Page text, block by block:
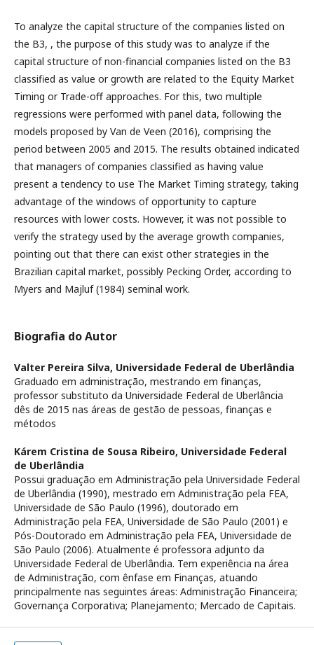
To analyze the capital structure of the companies listed on
the B3, , the purpose of this study was to analyze if the
capital structure of non-financial companies listed on the B3
classified as value or growth are related to the Equity Market
Timing or Trade-off approaches. For this, two multiple
regressions were performed with panel data, following the
models proposed by Van de Veen (2016), comprising the
period between 2005 and 2015. The results obtained indicated
that managers of companies classified as having value
present a tendency to use The Market Timing strategy, taking
advantage of the windows of opportunity to capture
resources with lower costs. However, it was not possible to
verify the strategy used by the average growth companies,
pointing out that there can exist other strategies in the
Brazilian capital market, possibly Pecking Order, according to
Myers and Majluf (1984) seminal work.
Biografia do Autor
Valter Pereira Silva, Universidade Federal de Uberlândia
Graduado em administração, mestrando em finanças,
professor substituto da Universidade Federal de Uberlância
dês de 2015 nas áreas de gestão de pessoas, finanças e
métodos
Kárem Cristina de Sousa Ribeiro, Universidade Federal
de Uberlândia
Possui graduação em Administração pela Universidade Federal
de Uberlândia (1990), mestrado em Administração pela FEA,
Universidade de São Paulo (1996), doutorado em
Administração pela FEA, Universidade de São Paulo (2001) e
Pós-Doutorado em Administração pela FEA, Universidade de
São Paulo (2006). Atualmente é professora adjunto da
Universidade Federal de Uberlândia. Tem experiência na área
de Administração, com ênfase em Finanças, atuando
principalmente nas seguintes áreas: Administração Financeira;
Governança Corporativa; Planejamento; Mercado de Capitais.